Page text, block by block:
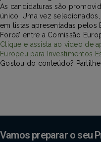
As candidaturas são
único. Uma vez
em listas apresentadas pelos
Force’ entre a Comissão
Clique e assista ao video de
Europeu para Investimentos
Gostou do conteúdo?
Vamos preparar o seu